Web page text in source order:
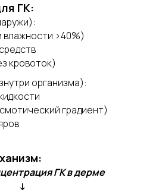
ГК:
>40%)
кровоток)
организма):
градиент)
ГК в дерме
↓